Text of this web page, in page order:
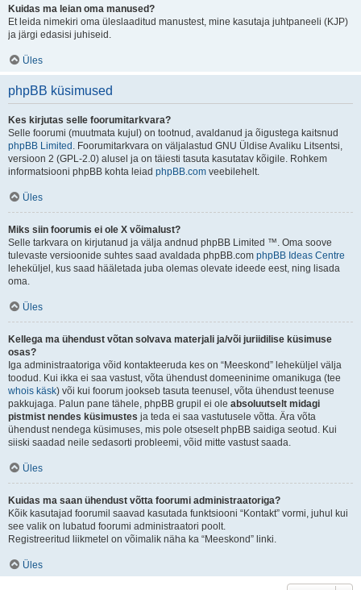
Kuidas ma leian oma manused?
Et leida nimekiri oma üleslaaditud manustest, mine kasutaja juhtpaneeli (KJP)
ja järgi edasisi juhiseid.
Üles
phpBB küsimused
Kes kirjutas selle foorumitarkvara?
Selle foorumi (muutmata kujul) on tootnud, avaldanud ja õigustega kaitsnud
phpBB Limited . Foorumitarkvara on väljalastud GNU Üldise Avaliku Litsentsi,
versioon 2 (GPL-2.0) alusel ja on täiesti tasuta kasutatav kõigile. Rohkem
informatsiooni phpBB kohta leiad phpBB.com veebilehelt.
Üles
Miks siin foorumis ei ole X võimalust?
Selle tarkvara on kirjutanud ja välja andnud phpBB Limited ™. Oma soove
tulevaste versioonide suhtes saad avaldada phpBB.com phpBB Ideas Centre
leheküljel, kus saad hääletada juba olemas olevate ideede eest, ning lisada
oma.
Üles
Kellega ma ühendust võtan solvava materjali ja/või juriidilise küsimuse
osas?
Iga administraatoriga võid kontakteeruda kes on “Meeskond” leheküljel välja
toodud. Kui ikka ei saa vastust, võta ühendust domeeninime omanikuga (tee
whois käsk) või kui foorum jookseb tasuta teenusel, võta ühendust teenuse
pakkujaga. Palun pane tähele, phpBB grupil ei ole absoluutselt midagi
pistmist nendes küsimustes ja teda ei saa vastutusele võtta. Ära võta
ühendust nendega küsimuses, mis pole otseselt phpBB saidiga seotud. Kui
siiski saadad neile sedasorti probleemi, võid mitte vastust saada.
Üles
Kuidas ma saan ühendust võtta foorumi administraatoriga?
Kõik kasutajad foorumil saavad kasutada funktsiooni “Kontakt” vormi, juhul kui
see valik on lubatud foorumi administraatori poolt.
Registreeritud liikmetel on võimalik näha ka “Meeskond” linki.
Üles